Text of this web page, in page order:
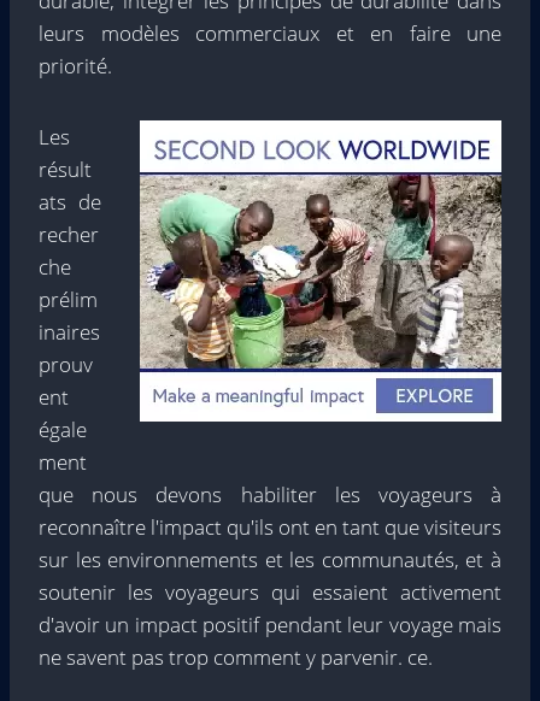
leurs modèles commerciaux et en faire une
priorité.
Les
résult
ats de
recher
che
prélim
inaires
prouv
ent
égale
ment
que nous devons habiliter les voyageurs à
reconnaître l'impact qu'ils ont en tant que visiteurs
sur les environnements et les communautés, et à
soutenir les voyageurs qui essaient activement
d'avoir un impact positif pendant leur voyage mais
ne savent pas trop comment y parvenir. ce.